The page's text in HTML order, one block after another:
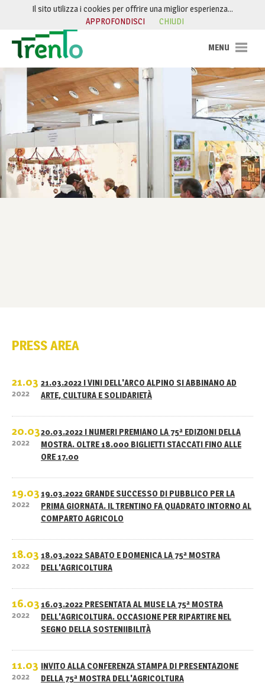
Salta al contenuto
PRESS AREA
21.03
2022
21.03.2022 I VINI DELL'ARCO ALPINO SI ABBINANO AD
ARTE, CULTURA E SOLIDARIETÀ
20.03
2022
20.03.2022 I NUMERI PREMIANO LA 75ª EDIZIONI DELLA
MOSTRA. OLTRE 18.000 BIGLIETTI STACCATI FINO ALLE
ORE 17.00
19.03
2022
19.03.2022 GRANDE SUCCESSO DI PUBBLICO PER LA
PRIMA GIORNATA. IL TRENTINO FA QUADRATO INTORNO AL
COMPARTO AGRICOLO
18.03
2022
18.03.2022 SABATO E DOMENICA LA 75ª MOSTRA
DELL'AGRICOLTURA
16.03
2022
16.03.2022 PRESENTATA AL MUSE LA 75ª MOSTRA
DELL'AGRICOLTURA. OCCASIONE PER RIPARTIRE NEL
SEGNO DELLA SOSTENIIBILITÀ
11.03
2022
INVITO ALLA CONFERENZA STAMPA DI PRESENTAZIONE
DELLA 75ª MOSTRA DELL'AGRICOLTURA
Il sito utilizza i cookies per offrire una miglior esperienza…
APPROFONDISCI
CHIUDI